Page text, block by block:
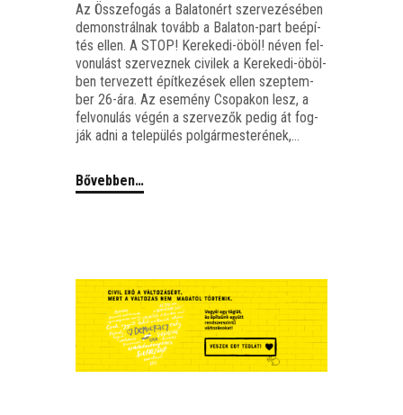
Az Össze­fo­gás a Bala­to­nért szer­ve­zé­sé­ben
demonst­rál­nak tovább a Bala­­ton-part beépí­
tés ellen. A STOP! Kere­­ke­­di-öböl! néven fel­
vo­nu­lást szer­vez­nek civi­lek a Kere­­ke­­di-öböl­­
ben ter­ve­zett épít­ke­zé­sek ellen szep­tem­
ber 26-ára. Az ese­mény Cso­pa­kon lesz, a
fel­vo­nu­lás végén a szer­ve­zők pedig át fog­
ják adni a tele­pü­lés polgármesterének,…
Bővebben…